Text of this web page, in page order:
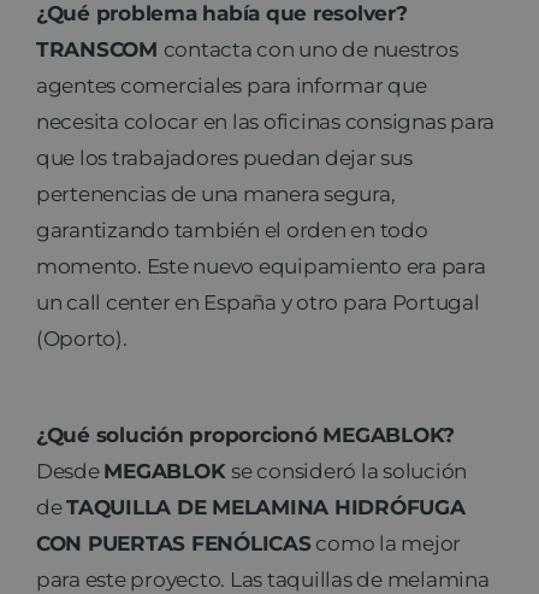
¿Qué problema había que resolver?
TRANSCOM contacta con uno de nuestros
agentes comerciales para informar que
necesita colocar en las oficinas consignas para
que los trabajadores puedan dejar sus
pertenencias de una manera segura,
garantizando también el orden en todo
momento. Este nuevo equipamiento era para
un call center en España y otro para Portugal
(Oporto).
¿Qué solución proporcionó MEGABLOK?
Desde MEGABLOKse consideró la solución
deTAQUILLA DE MELAMINA HIDRÓFUGA
CON PUERTAS FENÓLICAScomo la mejor
para este proyecto. Las taquillas de melamina